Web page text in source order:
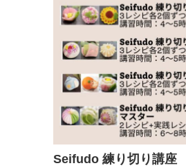
Seifudo 練り切り講座